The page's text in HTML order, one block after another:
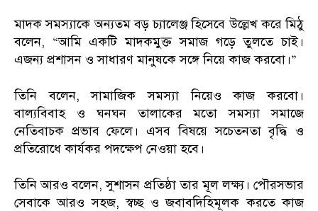
মাদক সমস্যাকে অন্যতম বড় চ্যালেঞ্জ হিসেবে উল্লেখ করে মিঠু
বলেন, “আমি একটি মাদকমুক্ত সমাজ গড়ে তুলতে চাই।
এজন্য প্রশাসন ও সাধারণ মানুষকে সঙ্গে নিয়ে কাজ করবো।”
তিনি বলেন, সামাজিক সমস্যা নিয়েও কাজ করবো।
বাল্যবিবাহ ও ঘনঘন তালাকের মতো সমস্যা সমাজে
নেতিবাচক প্রভাব ফেলে। এসব বিষয়ে সচেতনতা বৃদ্ধি ও
প্রতিরোধে কার্যকর পদক্ষেপ নেওয়া হবে।
তিনি আরও বলেন, সুশাসন প্রতিষ্ঠা তার মূল লক্ষ্য। পৌরসভার
সেবাকে আরও সহজ, স্বচ্ছ ও জবাবদিহিমূলক করতে কাজ